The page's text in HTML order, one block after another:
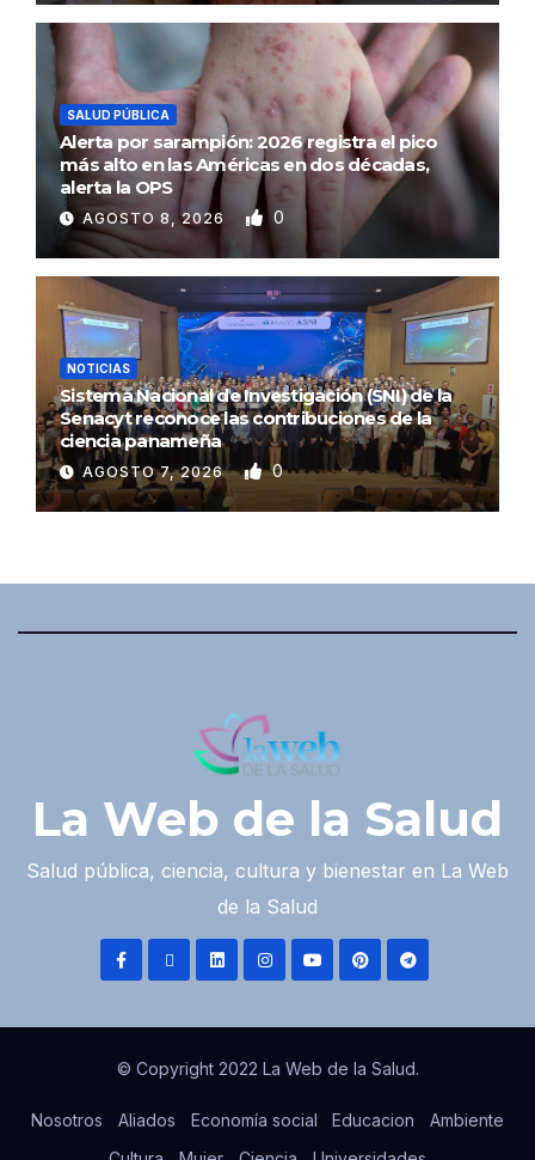
SALUD PÚBLICA
Alerta por sarampión: 2026 registra el pico
más alto en las Américas en dos décadas,
alerta la OPS
AGOSTO 8, 2026 0
NOTICIAS
Sistema Nacional de Investigación (SNI) de la
Senacyt reconoce las contribuciones de la
ciencia panameña
AGOSTO 7, 2026 0
La Web de la Salud
Salud pública, ciencia, cultura y bienestar en La Web
de la Salud
© Copyright 2022 La Web de la Salud.
Nosotros Aliados Economía social Educacion
Ambiente